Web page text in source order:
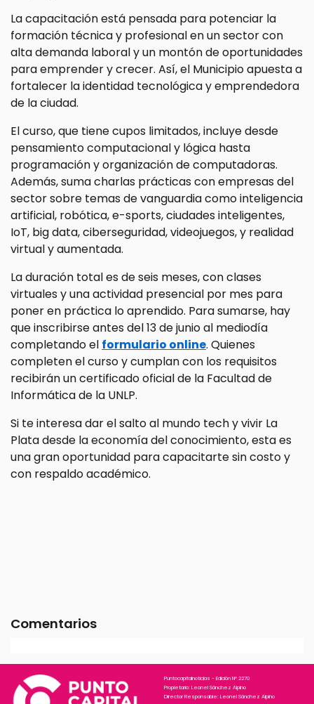
La capacitación está pensada para potenciar la
formación técnica y profesional en un sector con
alta demanda laboral y un montón de oportunidades
para emprender y crecer. Así, el Municipio apuesta a
fortalecer la identidad tecnológica y emprendedora
de la ciudad.
El curso, que tiene cupos limitados, incluye desde
pensamiento computacional y lógica hasta
programación y organización de computadoras.
Además, suma charlas prácticas con empresas del
sector sobre temas de vanguardia como inteligencia
artificial, robótica, e-sports, ciudades inteligentes,
IoT, big data, ciberseguridad, videojuegos, y realidad
virtual y aumentada.
La duración total es de seis meses, con clases
virtuales y una actividad presencial por mes para
poner en práctica lo aprendido. Para sumarse, hay
que inscribirse antes del 13 de junio al mediodía
completando el formulario online. Quienes
completen el curso y cumplan con los requisitos
recibirán un certificado oficial de la Facultad de
Informática de la UNLP.
Si te interesa dar el salto al mundo tech y vivir La
Plata desde la economía del conocimiento, esta es
una gran oportunidad para capacitarte sin costo y
con respaldo académico.
Comentarios
Puntocapitalnoticias - Edición N° 2270
Propietario: Leonel Sánchez Alpino
Director Responsable: Leonel Sánchez Alpino